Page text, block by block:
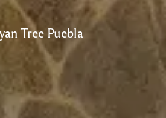
Tree Puebla